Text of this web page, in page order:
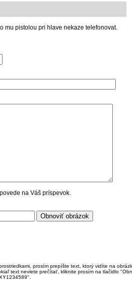
mu pistolou pri hlave nekaze telefonovat.
na Váš príspevok.
prosím prepíšte text, ktorý vidíte na
text neviete prečítať, kliknite prosím na tlačidlo